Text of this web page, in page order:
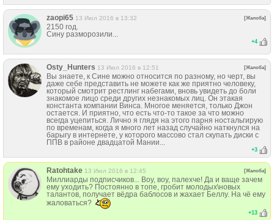
zaopi65 13 Июл 2016 в 13:32 [Жалоба]
2150 год.
Сину разморозили...
+4
Osty_Hunters 13 Июл 2016 в 12:51 [Жалоба]
Вы знаете, к Сине можно относится по разному, но черт, вы
даже себе представить не можете как же приятно человеку,
который смотрит рестлинг набегами, вновь увидеть до боли
знакомое лицо среди других незнакомых лиц. Он этакая
константа компании Винса. Многое меняется, только Джон
остается. И приятно, что есть что-то такое за что можно
всегда уцепиться. Лично я глядя на этого парня ностальгирую
по временам, когда я много лет назад случайно наткнулся на
барыгу в интернете, у которого массово стал скупать диски с
ППВ в районе двадцатой Мании...
+3
Ratohtake 13 Июл 2016 в 12:45 [Жалоба]
Миллиарды подписчиков... Воу, воу, палехче! Да и ваще зачем
ему уходить? Постоянно в топе, гробит молодых\новых
талантов, получает вёдра баблосов и жахает Беллу. На чё ему
жаловаться?
+13